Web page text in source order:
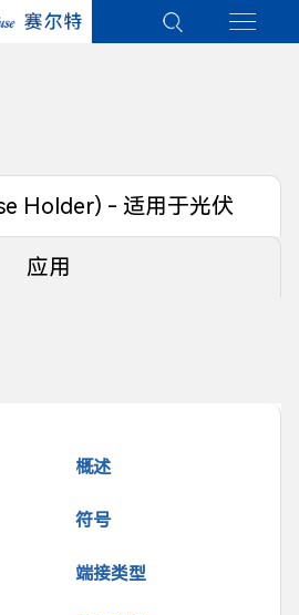
Holder) - 适用于光伏
(PV)
应用
概述
符号
端接类型